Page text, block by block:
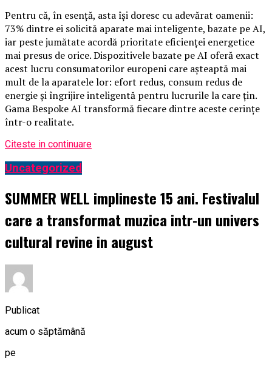
Pentru că, în esență, asta își doresc cu adevărat oamenii:
73% dintre ei solicită aparate mai inteligente, bazate pe AI,
iar peste jumătate acordă prioritate eficienței energetice
mai presus de orice. Dispozitivele bazate pe AI oferă exact
acest lucru consumatorilor europeni care așteaptă mai
mult de la aparatele lor: efort redus, consum redus de
energie și îngrijire inteligentă pentru lucrurile la care țin.
Gama Bespoke AI transformă fiecare dintre aceste cerințe
într-o realitate.
Citeste in continuare
Uncategorized
SUMMER WELL implineste 15 ani. Festivalul
care a transformat muzica intr-un univers
cultural revine in august
Publicat
acum o săptămână
pe